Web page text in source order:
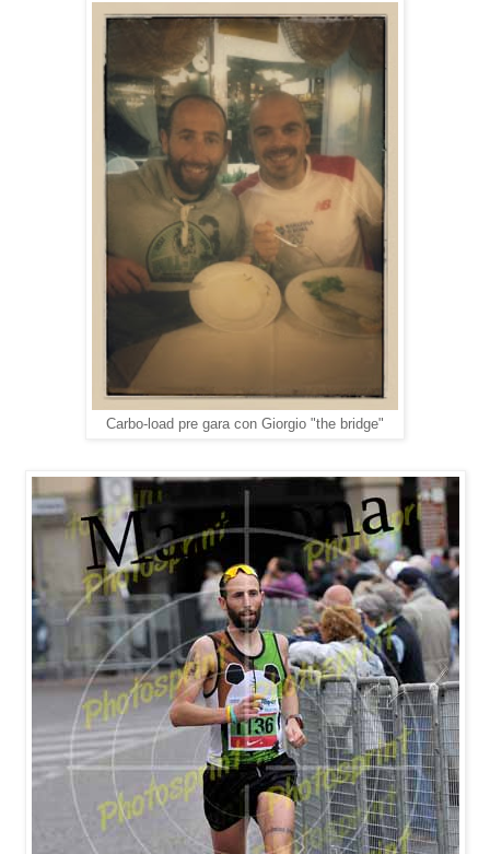
Carbo-load pre gara con Giorgio "the bridge"